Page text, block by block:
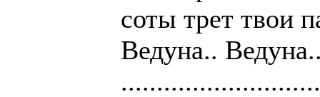
соты трет твои
Ведуна..